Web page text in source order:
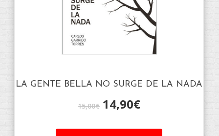
LA GENTE BELLA NO SURGE DE LA NADA
15,00€ 14,90€